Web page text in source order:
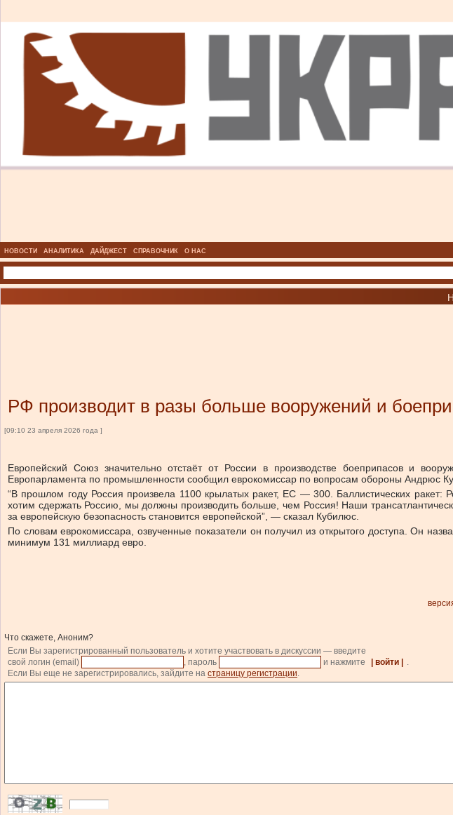
НОВОСТИ АНАЛИТИКА ДАЙДЖЕСТ СПРАВОЧНИК О НАС
РФ производит в разы больше вооружений и
[09:10 23 апреля 2026 года ]
Европейский Союз значительно отстаёт от России в производстве боеприпасов и
Европарламента по промышленности сообщил еврокомиссар по вопросам обороны Андрюс
“В прошлом году Россия произвела 1100 крылатых ракет, ЕС — 300. Баллистических
хотим сдержать Россию, мы должны производить больше, чем Россия! Наши
за европейскую безопасность становится европейской”, — сказал Кубилюс.
По словам еврокомиссара, озвученные показатели он получил из открытого доступа. Он
минимум 131 миллиард евро.
Что скажете, Аноним?
Если Вы зарегистрированный пользователь и хотите участвовать в дискуссии — введите
свой логин (email)
, пароль и нажмите | войти |
.
Если Вы еще не зарегистрировались, зайдите на страницу регистрации.